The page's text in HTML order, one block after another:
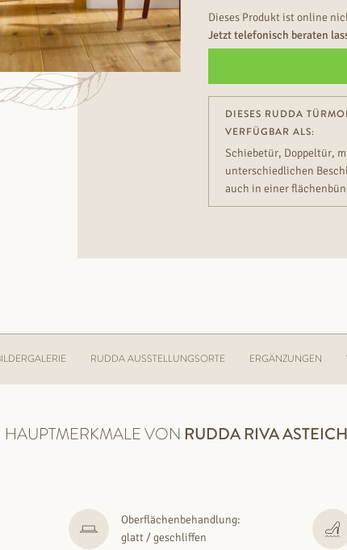
Dieses Produkt ist online
Jetzt telefonisch beraten
DIESES RUDDA
VERFÜGBAR ALS:
Schiebetür, Doppeltür,
unterschiedlichen
auch in einer
RUDDA AUSSTELLUNGSORTE ERGÄNZUNGEN
HAUPTMERKMALE VON RUDDA RIVA
Oberflächenbehandlung:
glatt / geschliffen